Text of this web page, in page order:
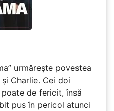
urmărește povestea
Charlie. Cei doi
de fericit, însă
pus în pericol atunci